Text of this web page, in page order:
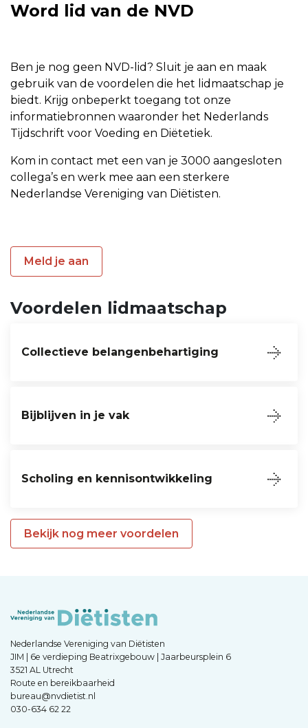
Word lid van de NVD
Ben je nog geen NVD-lid? Sluit je aan en maak
gebruik van de voordelen die het lidmaatschap je
biedt. Krijg onbeperkt toegang tot onze
informatiebronnen waaronder het Nederlands
Tijdschrift voor Voeding en Diëtetiek.
Kom in contact met een van je 3000 aangesloten
collega’s en werk mee aan een sterkere
Nederlandse Vereniging van Diëtisten.
Meld je aan
Voordelen lidmaatschap
Collectieve belangenbehartiging
Bijblijven in je vak
Scholing en kennisontwikkeling
Bekijk nog meer voordelen
Nederlandse Vereniging van Diëtisten
JIM | 6e verdieping Beatrixgebouw | Jaarbeursplein 6
3521 AL Utrecht
Route en bereikbaarheid
bureau@nvdietist.nl
030-634 62 22